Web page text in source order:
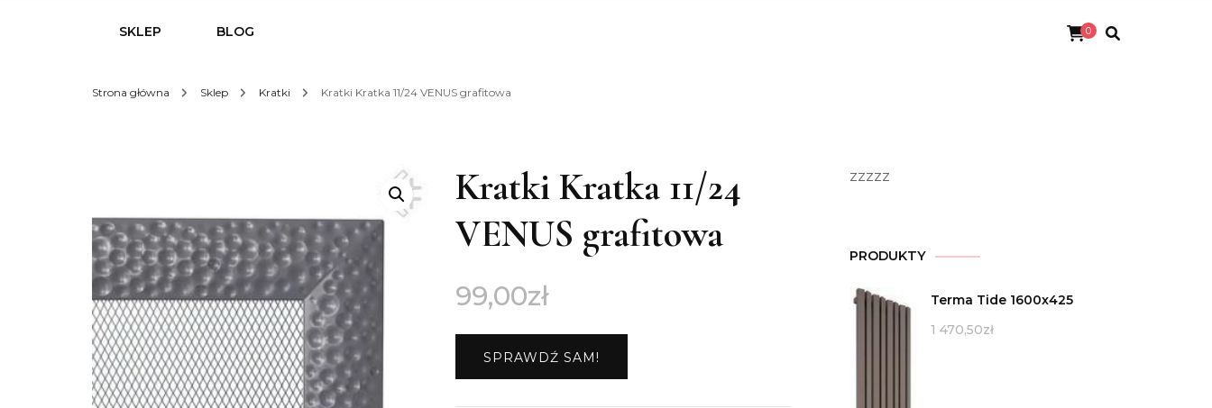
SKLEP BLOG 0
Strona główna Sklep Kratki Kratki Kratka 11/24 VENUS grafitowa
Kratki Kratka 11/24
VENUS grafitowa
99,00zł
SPRAWDŹ SAM!
zzzzz
PRODUKTY
Terma Tide 1600x425
1 470,50zł